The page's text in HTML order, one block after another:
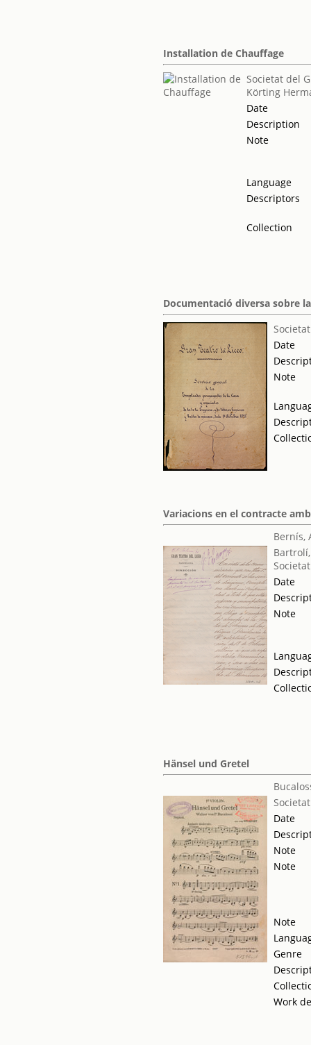
Installation de Chauffage
Societat del
Körting
Date
Description
Note
Language
Descriptors
Collection
Documentació diversa sobre
Date
Note
Variacions en el contracte
Bernís,
Date
Note
Hänsel und Gretel
Date
Note
Note
Note
Genre
Work